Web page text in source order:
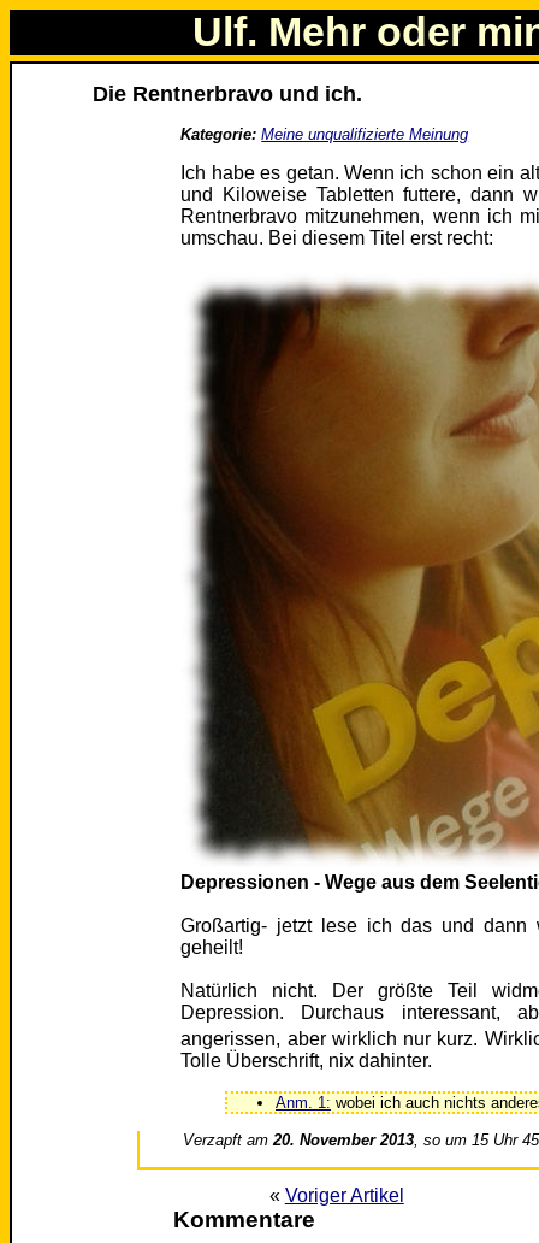
Ulf. Mehr oder
Die Rentnerbravo und ich.
Kategorie: Meine unqualifizierte Meinung
Ich habe es getan. Wenn ich schon ein
und Kiloweise Tabletten futtere, dann
Rentnerbravo mitzunehmen, wenn ich
umschau. Bei diesem Titel erst recht:
Depressionen - Wege aus dem
Großartig- jetzt lese ich das und dann
geheilt!
Natürlich nicht. Der größte Teil
Depression. Durchaus interessant,
angerissen, aber wirklich nur kurz.
Tolle Überschrift, nix dahinter.
Anm. 1: wobei ich auch nichts
Verzapft am20. November 2013 , so um 15 Uhr 45
« Voriger Artikel
Kommentare